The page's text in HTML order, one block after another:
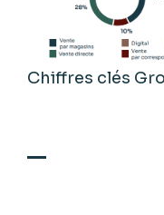
Chiffres clés